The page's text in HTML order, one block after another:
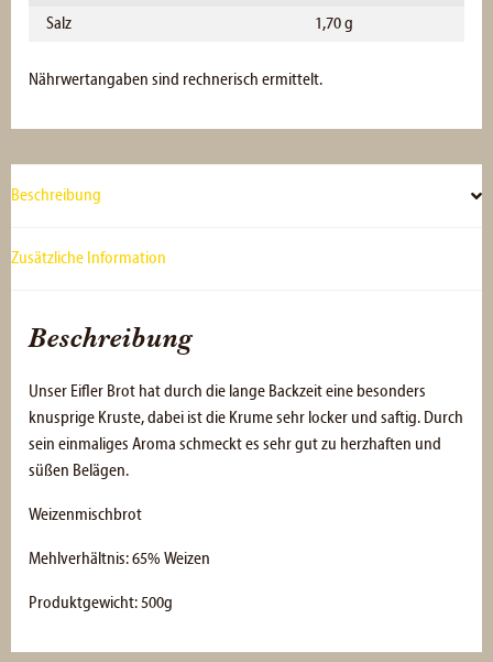
Salz
1,70 g
Nährwertangaben sind rechnerisch ermittelt.
Beschreibung
Zusätzliche Information
Beschreibung
Unser Eifler Brot hat durch die lange Backzeit eine besonders
knusprige Kruste, dabei ist die Krume sehr locker und saftig. Durch
sein einmaliges Aroma schmeckt es sehr gut zu herzhaften und
süßen Belägen.
Weizenmischbrot
Mehlverhältnis: 65% Weizen
Produktgewicht: 500g